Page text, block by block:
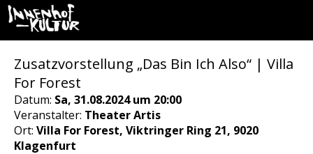
Zusatzvorstellung „Das Bin Ich Also“ | Villa
For Forest
Datum: Sa, 31.08.2024 um 20:00
Veranstalter: Theater Artis
Ort: Villa For Forest, Viktringer Ring 21, 9020
Klagenfurt